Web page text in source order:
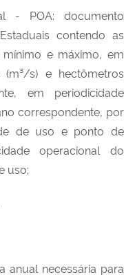
- POA: documento
contendo as
e máximo, em
s) e hectômetros
em periodicidade
correspondente, por
de uso e ponto de
operacional do
uso;
anual necessária para